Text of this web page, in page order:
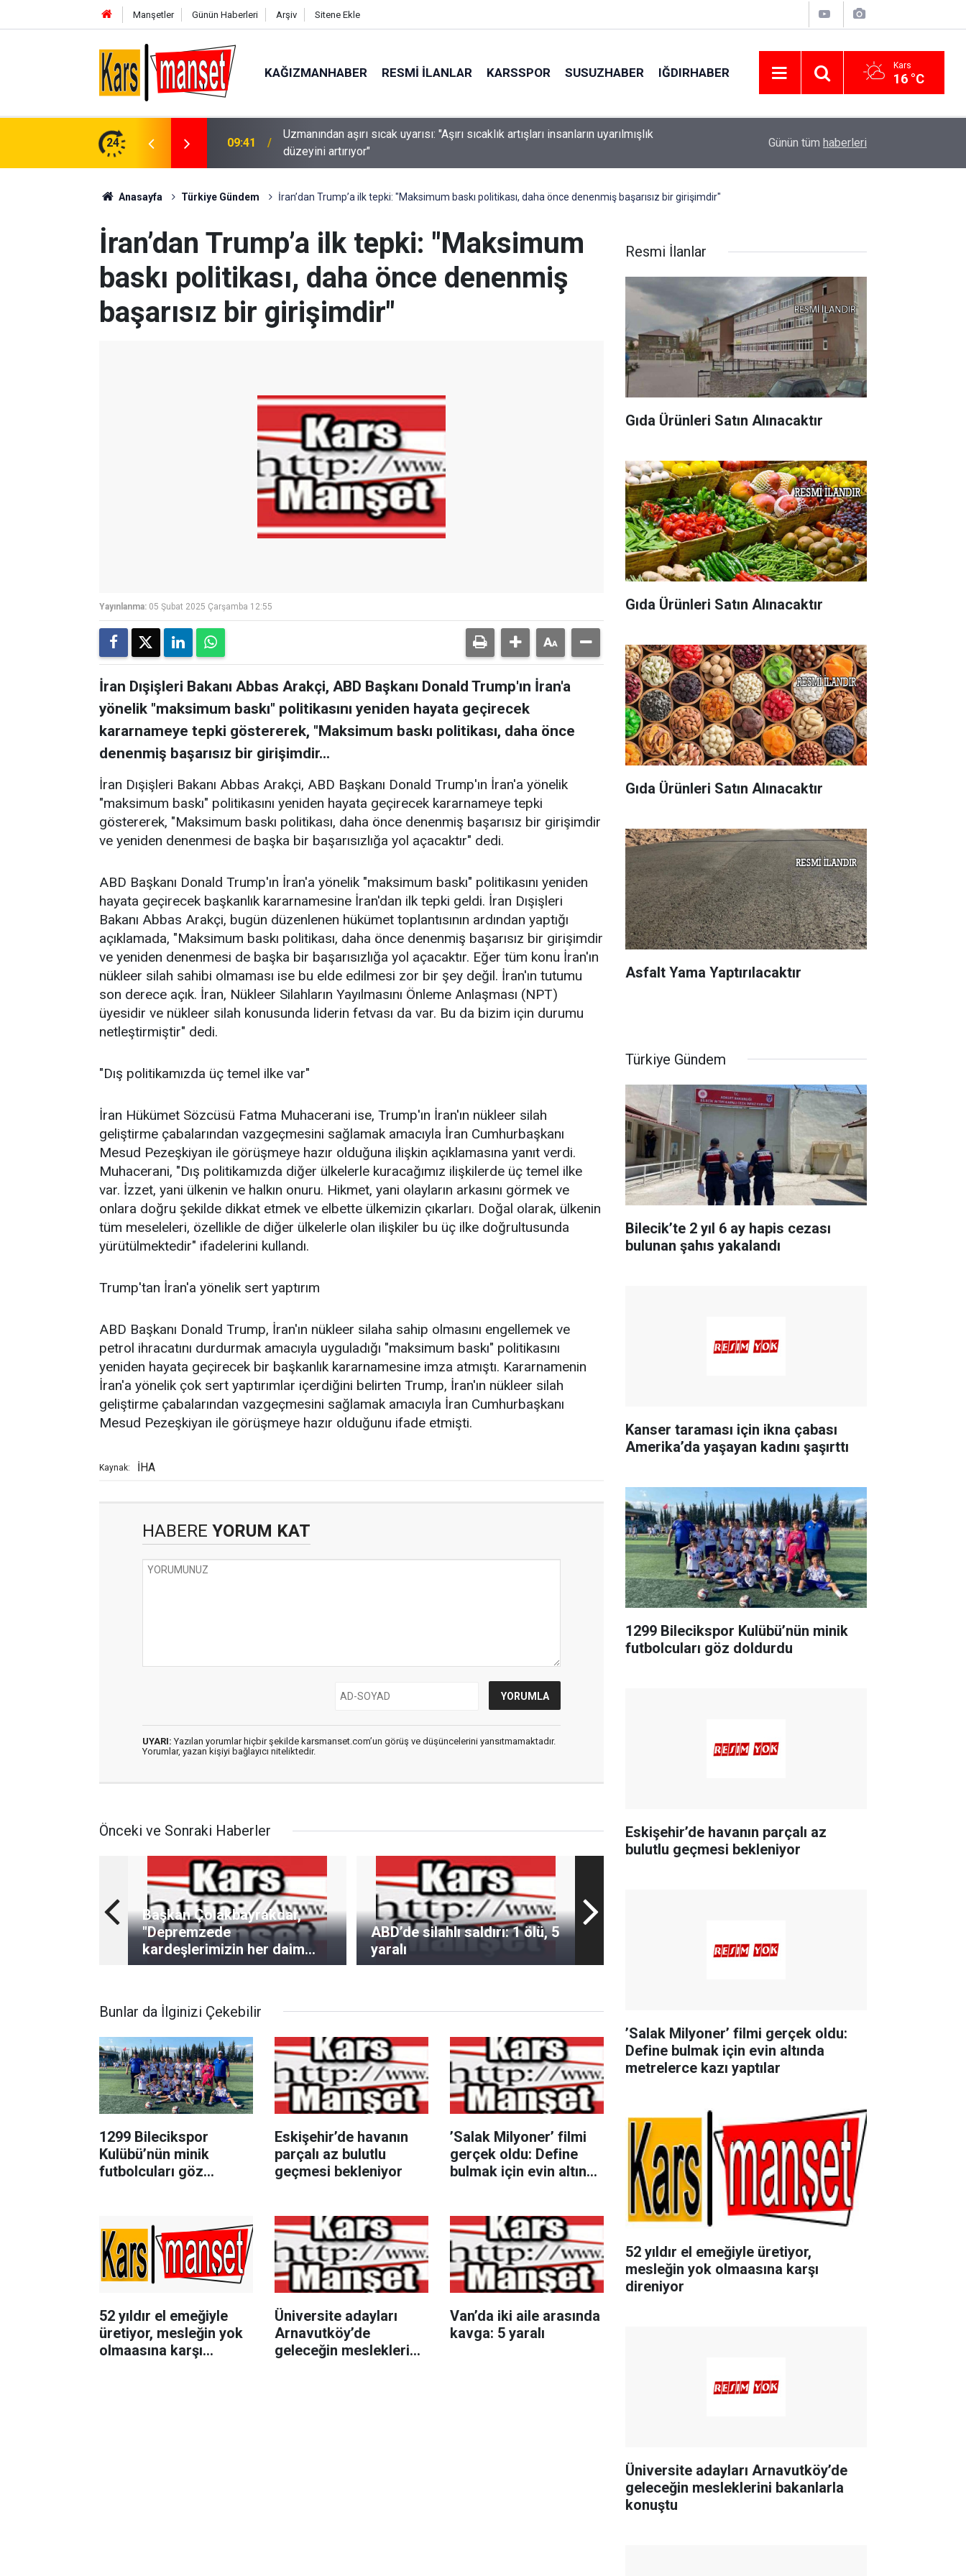
Manşetler Günün Haberleri Arşiv Sitene Ekle
KAĞIZMANHABER RESMI İLANLAR KARSSPOR SUSUZHABER IĞDIRHABER Kars
16 °C
24
sıcaklık artışları insanların uyarılmışlık
09:40 Rusya’dan Kiev bölgesine saldırı: 1’i çocuk 3 ölü
hareketliliği
Günün tüm haberleri
Anasayfa Türkiye Gündem İran’dan Trump’a ilk tepki: "Maksimum baskı politikası, daha önce denenmiş başarısız bir girişimdir"
İran’dan Trump’a ilk tepki: "Maksimum
baskı politikası, daha önce denenmiş
başarısız bir girişimdir"
Yayınlanma: 05 Şubat 2025 Çarşamba 12:55
İran Dışişleri Bakanı Abbas Arakçi, ABD Başkanı Donald Trump'ın İran'a
yönelik "maksimum baskı" politikasını yeniden hayata geçirecek
kararnameye tepki göstererek, "Maksimum baskı politikası, daha önce
denenmiş başarısız bir girişimdir...
İran Dışişleri Bakanı Abbas Arakçi, ABD Başkanı Donald Trump'ın İran'a yönelik
"maksimum baskı" politikasını yeniden hayata geçirecek kararnameye tepki
göstererek, "Maksimum baskı politikası, daha önce denenmiş başarısız bir girişimdir
ve yeniden denenmesi de başka bir başarısızlığa yol açacaktır" dedi.
ABD Başkanı Donald Trump'ın İran'a yönelik "maksimum baskı" politikasını yeniden
hayata geçirecek başkanlık kararnamesine İran'dan ilk tepki geldi. İran Dışişleri
Bakanı Abbas Arakçi, bugün düzenlenen hükümet toplantısının ardından yaptığı
açıklamada, "Maksimum baskı politikası, daha önce denenmiş başarısız bir girişimdir
ve yeniden denenmesi de başka bir başarısızlığa yol açacaktır. Eğer tüm konu İran'ın
nükleer silah sahibi olmaması ise bu elde edilmesi zor bir şey değil. İran'ın tutumu
son derece açık. İran, Nükleer Silahların Yayılmasını Önleme Anlaşması (NPT)
üyesidir ve nükleer silah konusunda liderin fetvası da var. Bu da bizim için durumu
netleştirmiştir" dedi.
"Dış politikamızda üç temel ilke var"
İran Hükümet Sözcüsü Fatma Muhacerani ise, Trump'ın İran'ın nükleer silah
geliştirme çabalarından vazgeçmesini sağlamak amacıyla İran Cumhurbaşkanı
Mesud Pezeşkiyan ile görüşmeye hazır olduğuna ilişkin açıklamasına yanıt verdi.
Muhacerani, "Dış politikamızda diğer ülkelerle kuracağımız ilişkilerde üç temel ilke
var. İzzet, yani ülkenin ve halkın onuru. Hikmet, yani olayların arkasını görmek ve
onlara doğru şekilde dikkat etmek ve elbette ülkemizin çıkarları. Doğal olarak, ülkenin
tüm meseleleri, özellikle de diğer ülkelerle olan ilişkiler bu üç ilke doğrultusunda
yürütülmektedir" ifadelerini kullandı.
Trump'tan İran'a yönelik sert yaptırım
ABD Başkanı Donald Trump, İran'ın nükleer silaha sahip olmasını engellemek ve
petrol ihracatını durdurmak amacıyla uyguladığı "maksimum baskı" politikasını
yeniden hayata geçirecek bir başkanlık kararnamesine imza atmıştı. Kararnamenin
İran'a yönelik çok sert yaptırımlar içerdiğini belirten Trump, İran'ın nükleer silah
geliştirme çabalarından vazgeçmesini sağlamak amacıyla İran Cumhurbaşkanı
Mesud Pezeşkiyan ile görüşmeye hazır olduğunu ifade etmişti.
Kaynak: İHA
HABERE YORUM KAT
UYARI: Yazılan yorumlar hiçbir şekilde karsmanset.com’un görüş ve düşüncelerini yansıtmamaktadır.
Yorumlar, yazan kişiyi bağlayıcı niteliktedir.
Önceki ve Sonraki Haberler
Başkan Çolakbayrakdar,
"Depremzede
kardeşlerimizin her daim
yanındayız"
ABD’de silahlı saldırı: 1 ölü, 5
yaralı
Bunlar da İlginizi Çekebilir
1299 Bilecikspor
Kulübü’nün minik
futbolcuları göz
Eskişehir’de havanın
parçalı az bulutlu
geçmesi bekleniyor
’Salak Milyoner’ filmi
gerçek oldu: Define
bulmak için evin altında
52 yıldır el emeğiyle
üretiyor, mesleğin yok
olmaasına karşı
Üniversite adayları
Arnavutköy’de
geleceğin mesleklerini
Van’da iki aile arasında
kavga: 5 yaralı
Resmi İlanlar
Gıda Ürünleri Satın Alınacaktır
Gıda Ürünleri Satın Alınacaktır
Gıda Ürünleri Satın Alınacaktır
Asfalt Yama Yaptırılacaktır
Türkiye Gündem
Bilecik’te 2 yıl 6 ay hapis cezası
bulunan şahıs yakalandı
Kanser taraması için ikna çabası
Amerika’da yaşayan kadını şaşırttı
1299 Bilecikspor Kulübü’nün minik
futbolcuları göz doldurdu
Eskişehir’de havanın parçalı az
bulutlu geçmesi bekleniyor
’Salak Milyoner’ filmi gerçek oldu:
Define bulmak için evin altında
metrelerce kazı yaptılar
52 yıldır el emeğiyle üretiyor,
mesleğin yok olmaasına karşı
direniyor
Üniversite adayları Arnavutköy’de
geleceğin mesleklerini bakanlarla
konuştu